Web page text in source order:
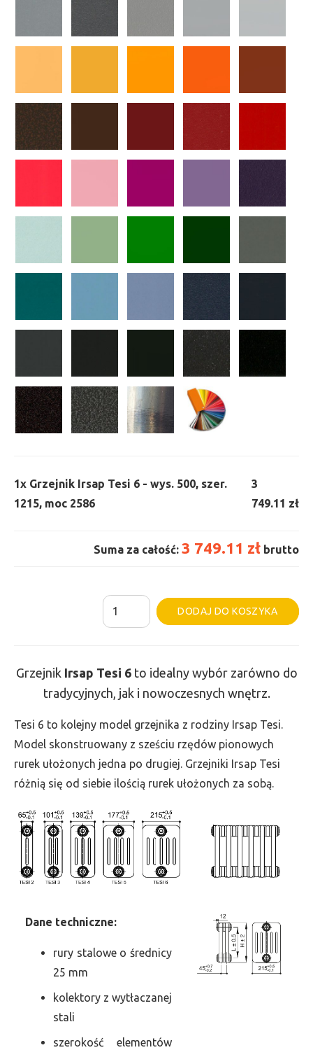
1x Grzejnik Irsap Tesi 6 - wys. 500, szer.
1215, moc 2586
3
749.11 zł
Suma za całość: 3 749.11 zł brutto
ilość
Grzejnik
-
wys.
500,
szer.
1215,
2586
DODAJ DO KOSZYKA
Grzejnik Irsap Tesi 6to idealny wybór zarówno do
tradycyjnych, jak i nowoczesnych wnętrz.
Tesi 6 to kolejny model grzejnika z rodziny Irsap Tesi.
Model skonstruowany z sześciu rzędów pionowych
rurek ułożonych jedna po drugiej. Grzejniki Irsap Tesi
różnią się od siebie ilością rurek ułożonych za sobą.
Dane techniczne:
rury stalowe o średnicy
25 mm
kolektory z wytłaczanej
stali
szerokość elementów